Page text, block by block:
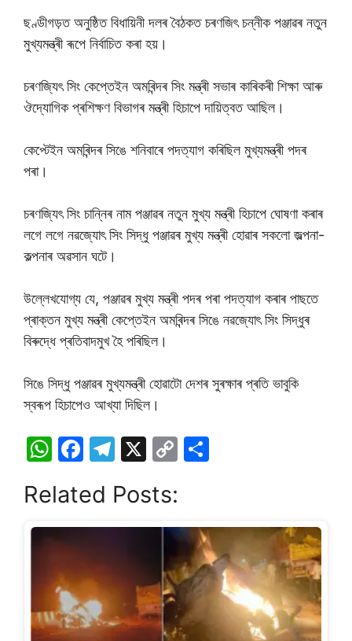
ছণ্ডীগড়ত অনুষ্ঠিত বিধায়িনী দলৰ বৈঠকত চৰণজিৎ চন্নীক পঞ্জাৱৰ নতুন
মুখ্যমন্ত্ৰী ৰূপে নিৰ্বাচিত কৰা হয়।
চৰণজ্যিৎ সিং কেপ্তেইন অমৰিন্দৰ সিং মন্ত্ৰী সভাৰ কাৰিকৰী শিক্ষা আৰু
ঔদ্যোগিক প্ৰশিক্ষণ বিভাগৰ মন্ত্ৰী হিচাপে দায়িত্বত আছিল।
কেপ্টেইন অমৰিন্দৰ সিঙে শনিবাৰে পদত্যাগ কৰিছিল মুখ্যমন্ত্ৰী পদৰ
পৰা।
চৰণজ্যিৎ সিং চান্নিৰ নাম পঞ্জাৱৰ নতুন মুখ্য মন্ত্ৰী হিচাপে ঘোষণা কৰাৰ
লগে লগে নৱজ্যোৎ সিং সিদ্ধু পঞ্জাৱৰ মুখ্য মন্ত্ৰী হোৱাৰ সকলো জল্পনা-
কল্পনাৰ অৱসান ঘটে।
উল্লেখযোগ্য যে, পঞ্জাৱৰ মুখ্য মন্ত্ৰী পদৰ পৰা পদত্যাগ কৰাৰ পাছতে
প্ৰাক্তন মুখ্য মন্ত্ৰী কেপ্তেইন অমৰিন্দৰ সিঙে নৱজ্যোৎ সিং সিদ্ধুৰ
বিৰুদ্ধে প্ৰতিবাদমুখ হৈ পৰিছিল।
সিঙে সিদ্ধু পঞ্জাৱৰ মুখ্যমন্ত্ৰী হোৱাটো দেশৰ সুৰক্ষাৰ প্ৰতি ভাবুকি
স্বৰূপ হিচাপেও আখ্যা দিছিল।
W
at
s
A
p
p
F
c
e
b
o
o
k
T
e
gr
m
X
C
y
Li
n
k
e
Related Posts: